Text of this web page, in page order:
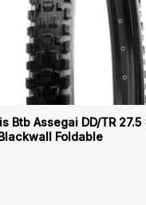
Btb Assegai DD/TR 27.5
Foldable